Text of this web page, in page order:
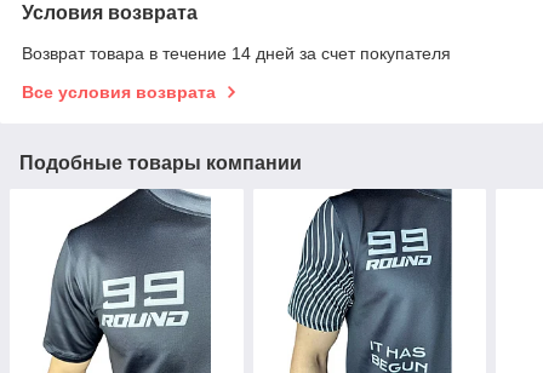
Условия возврата
Возврат товара в течение 14 дней за счет покупателя
Все условия возврата
Подобные товары компании